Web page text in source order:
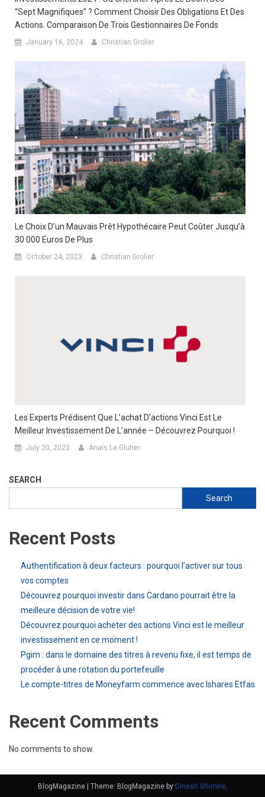
“Sept Magnifiques” ? Comment Choisir Des Obligations Et Des
Actions. Comparaison De Trois Gestionnaires De Fonds
January 16, 2024 Christian Grolier
Le Choix D’un Mauvais Prêt Hypothécaire Peut Coûter Jusqu’à
30 000 Euros De Plus
October 24, 2023 Christian Grolier
Les Experts Prédisent Que L’achat D’actions Vinci Est Le
Meilleur Investissement De L’année – Découvrez Pourquoi !
July 20, 2023 Anaïs Le Gluher
SEARCH
Search
Recent Posts
Authentification à deux facteurs : pourquoi l’activer sur tous
vos comptes
Découvrez pourquoi investir dans Cardano pourrait être la
meilleure décision de votre vie!
Découvrez pourquoi acheter des actions Vinci est le meilleur
investissement en ce moment !
Pgim : dans le domaine des titres à revenu fixe, il est temps de
procéder à une rotation du portefeuille
Le compte-titres de Moneyfarm commence avec Ishares Etfas
Recent Comments
No comments to show.
BlogMagazine Theme: BlogMagazine by Dinesh Ghimire.